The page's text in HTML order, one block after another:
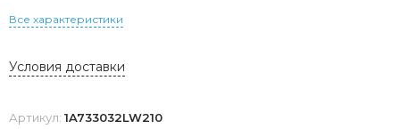
Все характеристики
Условия доставки
Артикул: 1A733032LW210